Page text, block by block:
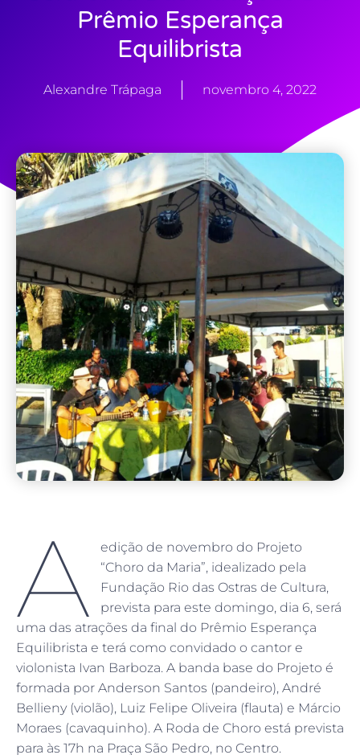
Prêmio Esperança
Equilibrista
Alexandre Trápaga novembro 4, 2022
A
edição de novembro do Projeto
“Choro da Maria”, idealizado pela
Fundação Rio das Ostras de Cultura,
prevista para este domingo, dia 6, será
uma das atrações da final do Prêmio Esperança
Equilibrista e terá como convidado o cantor e
violonista Ivan Barboza. A banda base do Projeto é
formada por Anderson Santos (pandeiro), André
Bellieny (violão), Luiz Felipe Oliveira (flauta) e Márcio
Moraes (cavaquinho). A Roda de Choro está prevista
para às 17h na Praça São Pedro, no Centro.